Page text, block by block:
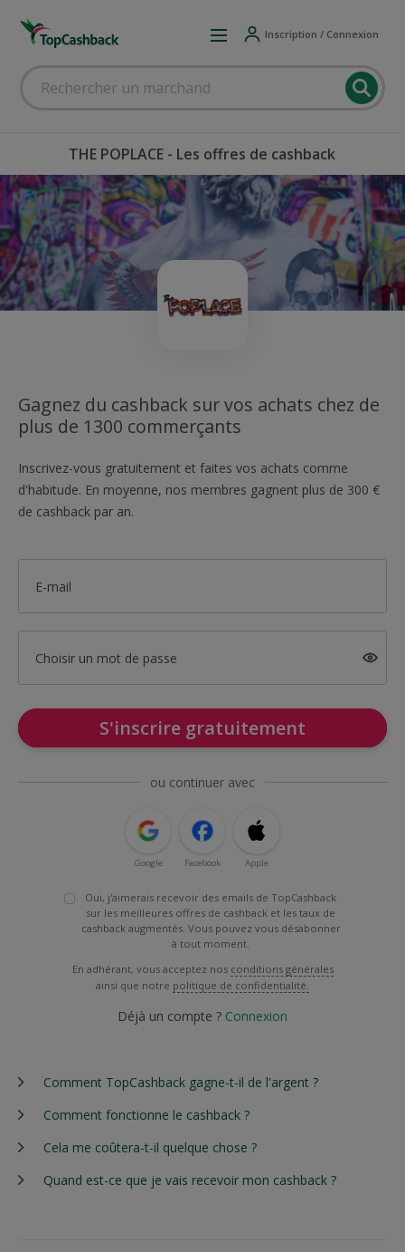
Inscription / Connexion
THE POPLACE - Les offres de cashback
Gagnez du cashback sur vos achats chez de
plus de 1300 commerçants
Inscrivez-vous gratuitement et faites vos achats comme
d'habitude. En moyenne, nos membres gagnent plus de 300 €
de cashback par an.
E-mail
Choisir un mot de passe
S'inscrire gratuitement
ou continuer avec
Google Facebook Apple
Oui, j'aimerais recevoir des emails de TopCashback
sur les meilleures offres de cashback et les taux de
cashback augmentés. Vous pouvez vous désabonner
à tout moment.
En adhérant, vous acceptez nos conditions générales
ainsi que notre politique de confidentialité.
Déjà un compte ? Connexion
Comment TopCashback gagne-t-il de l'argent ?
Comment fonctionne le cashback ?
Cela me coûtera-t-il quelque chose ?
Quand est-ce que je vais recevoir mon cashback ?